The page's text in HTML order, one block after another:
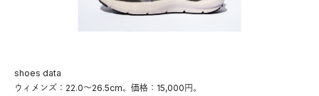
shoes data
ウィメンズ：22.0〜26.5cm。価格：15,000円。